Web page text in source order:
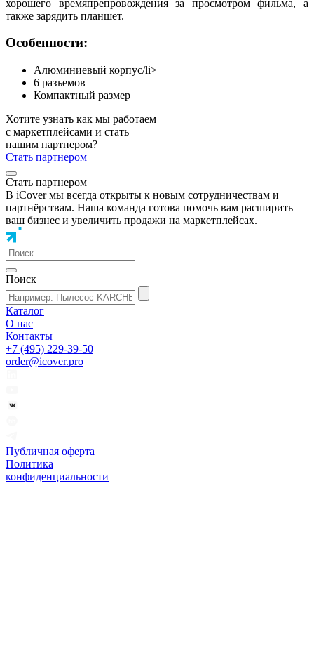
хорошего времяпрепровождения за просмотром фильма, а
также зарядить планшет.
Особенности:
Алюминиевый корпус/li>
6 разъемов
Компактный размер
Хотите узнать как мы работаем
с маркетплейсами и стать
нашим партнером?
Стать партнером
Стать партнером
В iCover мы всегда открыты к новым сотрудничествам и
партнёрствам. Наша команда готова помочь вам расширить
ваш бизнес и увеличить продажи на маркетплейсах.
Поиск
Каталог
О нас
Контакты
+7 (495) 229-39-50
order@icover.pro
Публичная оферта
Политика
конфиденциальности